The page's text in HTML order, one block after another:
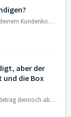
Du kannst dein Abonnement ganz einfach in deinem Kundenkonto kündigen. Schritte: 1. Logge dich in dein Kundenkonto ein oder erstelle ein Kundenkonto ...
aber der
die Box
Falls du dein Abo gekündigt hattest, nun der Betrag dennoch abgebucht wurde und deine Box versandt wurde, dann hast du vermutlich erst am 10. des Monats ode...